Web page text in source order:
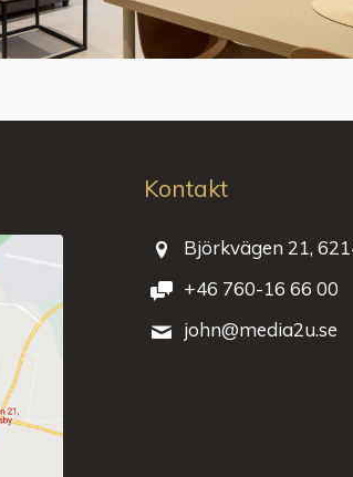
Kontakt
Björkvägen 21,
+46 760-16 66 00
john@media2u.se